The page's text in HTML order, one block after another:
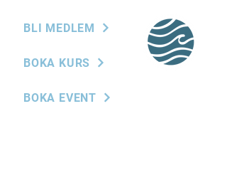
BLI MEDLEM
BOKA KURS
BOKA EVENT